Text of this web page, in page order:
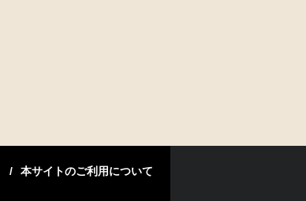
本サイトのご利用について